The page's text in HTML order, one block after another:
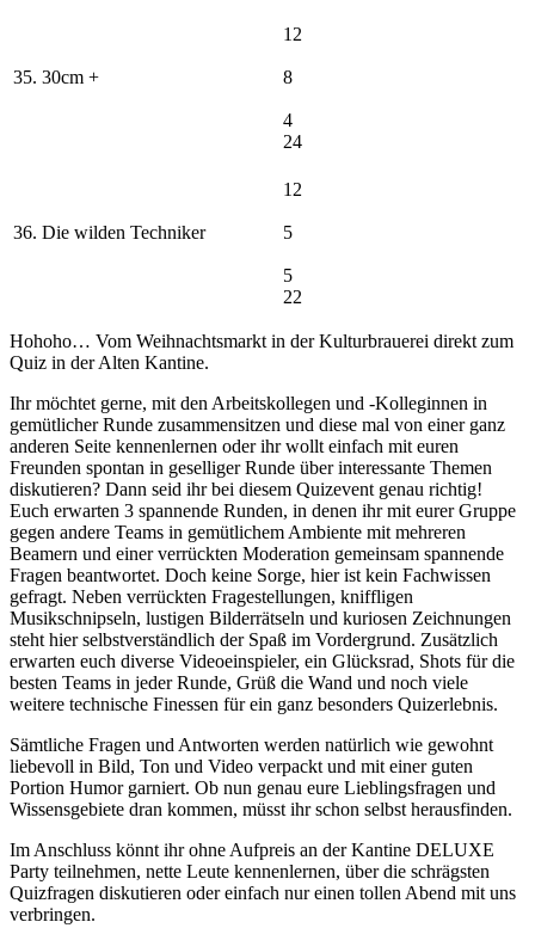
35. 30cm +
12
8
4
24
36. Die wilden Techniker
12
5
5
22
Hohoho… Vom Weihnachtsmarkt in der Kulturbrauerei direkt zum
Quiz in der Alten Kantine.
Ihr möchtet gerne, mit den Arbeitskollegen und -Kolleginnen in
gemütlicher Runde zusammensitzen und diese mal von einer ganz
anderen Seite kennenlernen oder ihr wollt einfach mit euren
Freunden spontan in geselliger Runde über interessante Themen
diskutieren? Dann seid ihr bei diesem Quizevent genau richtig!
Euch erwarten 3 spannende Runden, in denen ihr mit eurer Gruppe
gegen andere Teams in gemütlichem Ambiente mit mehreren
Beamern und einer verrückten Moderation gemeinsam spannende
Fragen beantwortet. Doch keine Sorge, hier ist kein Fachwissen
gefragt. Neben verrückten Fragestellungen, kniffligen
Musikschnipseln, lustigen Bilderrätseln und kuriosen Zeichnungen
steht hier selbstverständlich der Spaß im Vordergrund. Zusätzlich
erwarten euch diverse Videoeinspieler, ein Glücksrad, Shots für die
besten Teams in jeder Runde, Grüß die Wand und noch viele
weitere technische Finessen für ein ganz besonders Quizerlebnis.
Sämtliche Fragen und Antworten werden natürlich wie gewohnt
liebevoll in Bild, Ton und Video verpackt und mit einer guten
Portion Humor garniert. Ob nun genau eure Lieblingsfragen und
Wissensgebiete dran kommen, müsst ihr schon selbst herausfinden.
Im Anschluss könnt ihr ohne Aufpreis an der Kantine DELUXE
Party teilnehmen, nette Leute kennenlernen, über die schrägsten
Quizfragen diskutieren oder einfach nur einen tollen Abend mit uns
verbringen.